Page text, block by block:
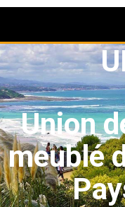
Union
meublé